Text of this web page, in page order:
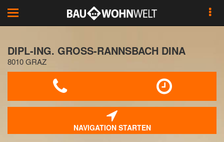
Toggle
navigation
DIPL-ING. GROSS-RANNSBACH DINA
8010 GRAZ
NAVIGATION STARTEN